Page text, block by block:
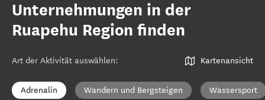
Unternehmungen in der
Ruapehu Region finden
Art der Aktivität auswählen: Kartenansicht
Adrenalin Wandern und Bergsteigen Wassersport